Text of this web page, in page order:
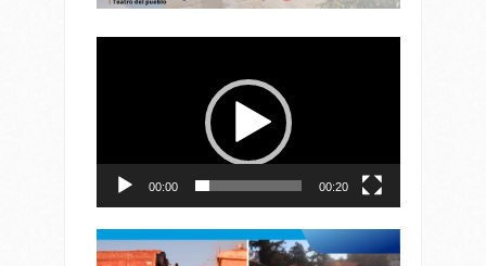
00:00 00:20